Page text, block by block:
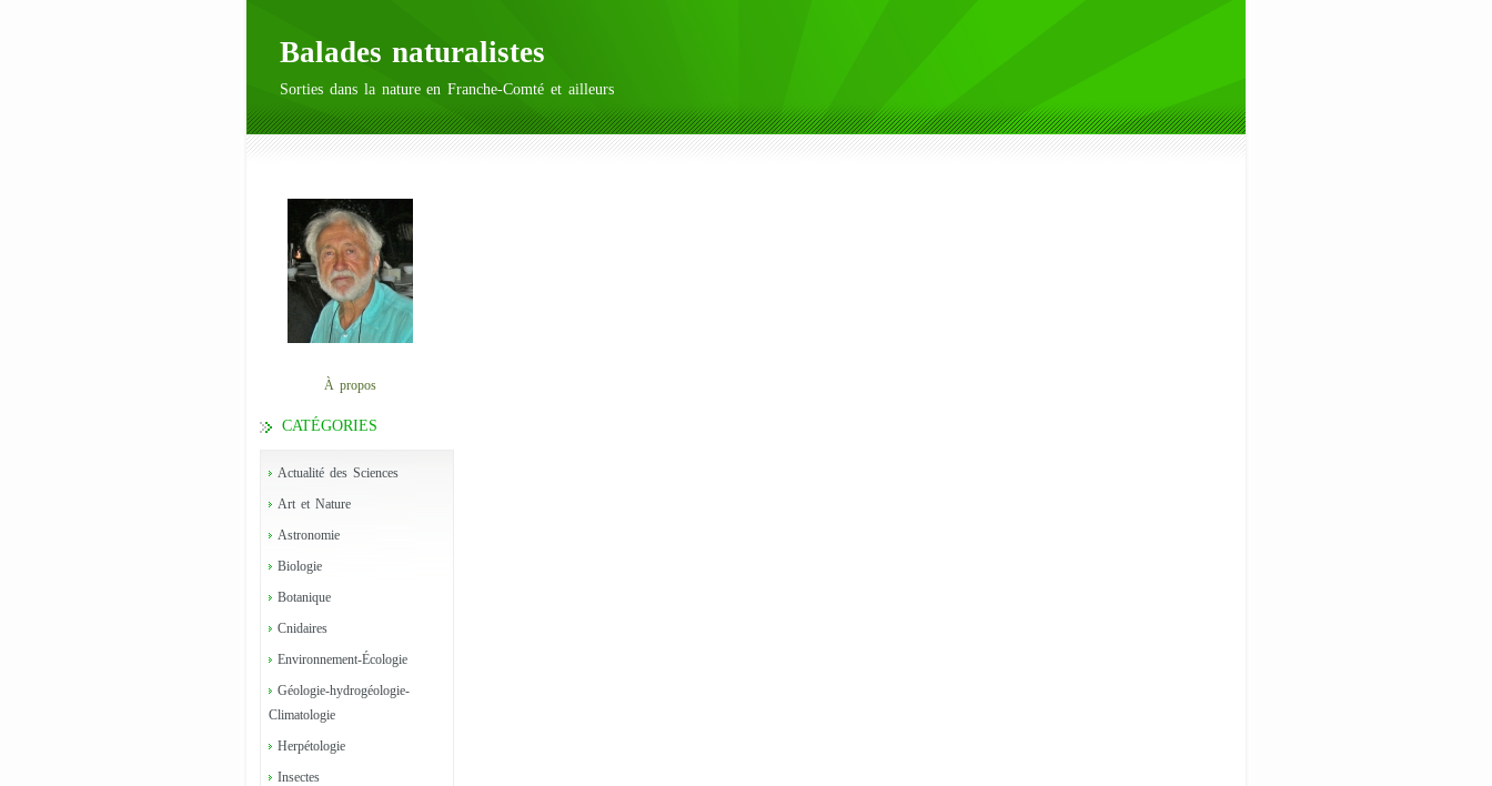
Balades naturalistes
Sorties dans la nature en Franche-Comté et ailleurs
À propos
CATÉGORIES
Actualité des Sciences
Art et Nature
Astronomie
Biologie
Botanique
Cnidaires
Environnement-Écologie
Géologie-hydrogéologie-
Climatologie
Herpétologie
Insectes